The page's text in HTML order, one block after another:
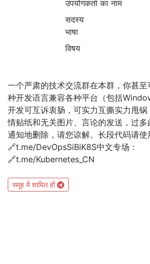
उपयोगकर्ता का नाम
सदस्य
भाषा
विषय
一个严肃的技术交流群在本群，你甚
种开发语言兼容各种平台（包括
开发可互诉衷肠，可实力互撕实力甩
情贴纸和无关图片、言论的发送，过
通知地删除，请您谅解。长段代码请
🔗t.me/DevOpsSiBiK8S中文专场：
🔗t.me/Kubernetes_CN
समूह में शामिल हों